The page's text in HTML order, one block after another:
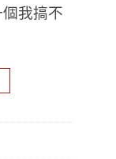
我搞不